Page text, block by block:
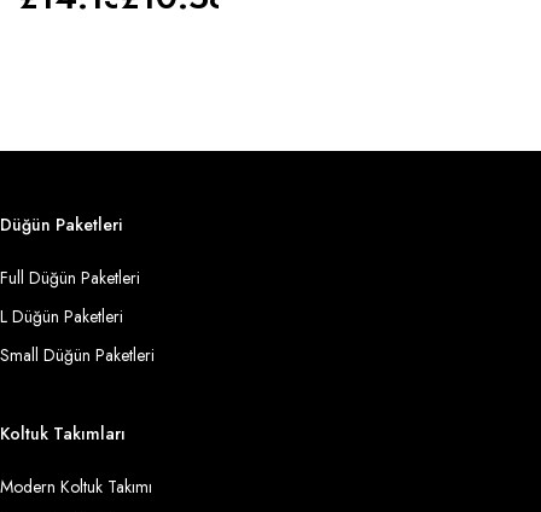
Düğün Paketleri
Full Düğün Paketleri
L Düğün Paketleri
Small Düğün Paketleri
Koltuk Takımları
Modern Koltuk Takımı